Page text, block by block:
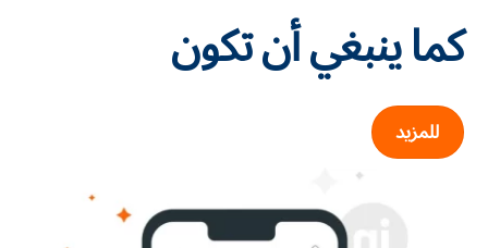
كما ينبغي أن تكون
للمزيد